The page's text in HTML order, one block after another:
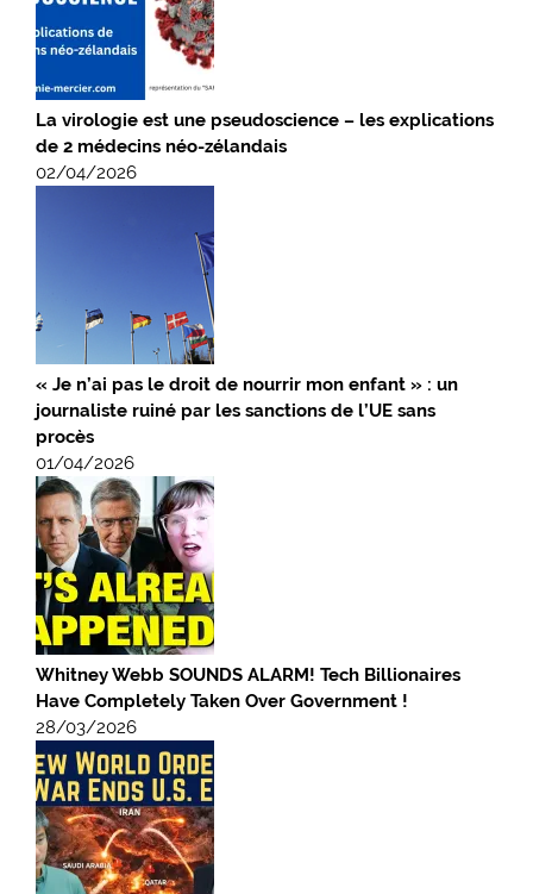
La virologie est une pseudoscience – les explications
de 2 médecins néo-zélandais
02/04/2026
« Je n’ai pas le droit de nourrir mon enfant » : un
journaliste ruiné par les sanctions de l’UE sans
procès
01/04/2026
Whitney Webb SOUNDS ALARM! Tech Billionaires
Have Completely Taken Over Government !
28/03/2026